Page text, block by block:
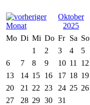
Oktober
2025
Mo Di Mi Do Fr Sa So
1
2 3 4
5
6
7 8 9 10 11
12
13
14 15 16 17 18 19
20
21 22 23 24 25 26
27
28 29 30
31